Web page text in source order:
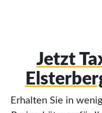
Jetzt
Erhalten Sie in